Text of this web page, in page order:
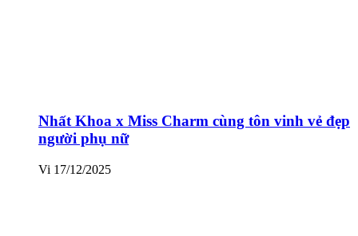
Nhất Khoa x Miss Charm cùng tôn vinh vẻ đẹp
người phụ nữ
Vi 17/12/2025